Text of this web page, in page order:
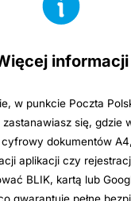
informacji
w punkcie Poczta
się,
dokumentów
aplikacji czy
BLIK, kartą lub